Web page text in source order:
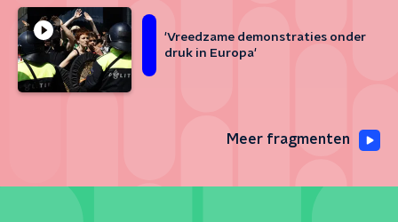
'Vreedzame demonstraties onder
druk in Europa'
Meer fragmenten